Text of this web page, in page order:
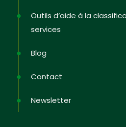
Outils d’aide à la
services
Blog
Contact
Newsletter
Newsletter
Inscrivez-vous pour recevoir